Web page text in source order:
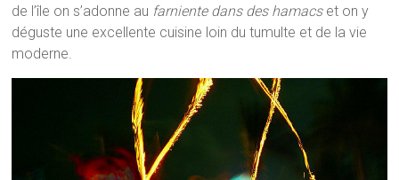
de l’île on s’adonne au farniente dans des hamacset on y
déguste une excellente cuisine loin du tumulte et de la vie
moderne.